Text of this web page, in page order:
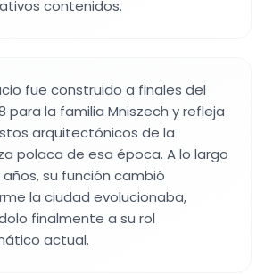
contenidos.
fue construido a finales del
para la familia Mniszech y refleja
arquitectónicos de la
polaca de esa época. A lo largo
su función cambió
la ciudad evolucionaba,
finalmente a su rol
actual.